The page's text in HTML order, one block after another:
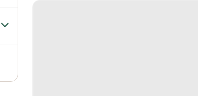
Alternar el submenú para Redes sociales